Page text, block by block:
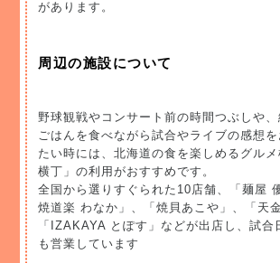
があります。
周辺の施設について
野球観戦やコンサート前の時間つぶしや
ごはんを食べながら試合やライブの感想
たい時には、北海道の食を楽しめるグル
横丁」の利用がおすすめです。
全国から選りすぐられた10店舗、「麺屋
焼道楽 わなか」、「焼貝あこや」、「天金
「IZAKAYA とぽす」などが出店し、試合
も営業しています